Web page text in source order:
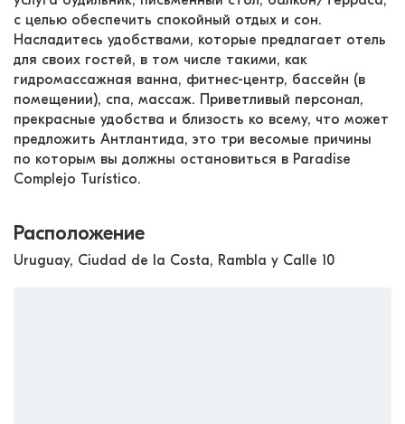
с целью обеспечить спокойный отдых и сон.
Насладитесь удобствами, которые предлагает отель
для своих гостей, в том числе такими, как
гидромассажная ванна, фитнес-центр, бассейн (в
помещении), спа, массаж. Приветливый персонал,
прекрасные удобства и близость ко всему, что может
предложить Антлантида, это три весомые причины
по которым вы должны остановиться в Paradise
Complejo Turístico.
Расположение
Uruguay, Ciudad de la Costa, Rambla y Calle 10